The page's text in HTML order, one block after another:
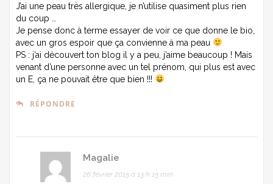
J’ai une peau très allergique, je n’utilise quasiment plus rien
du coup …
Je pense donc à terme essayer de voir ce que donne le bio,
avec un gros espoir que ça convienne à ma peau
PS : j’ai découvert ton blog il y a peu, j’aime beaucoup ! Mais
venant d’une personne avec un tel prénom, qui plus est avec
un E, ça ne pouvait être que bien !!!
RÉPONDRE
Magalie
26 février 2015 à 13 h 15 min